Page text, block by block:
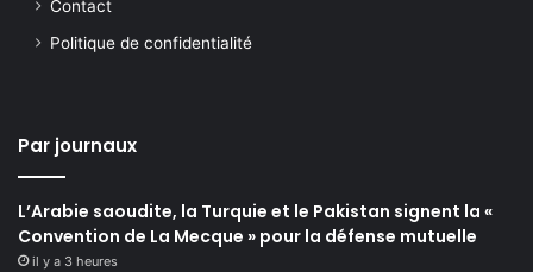
Contact
Politique de confidentialité
Par journaux
L’Arabie saoudite, la Turquie et le Pakistan signent la «
Convention de La Mecque » pour la défense mutuelle
il y a 3 heures